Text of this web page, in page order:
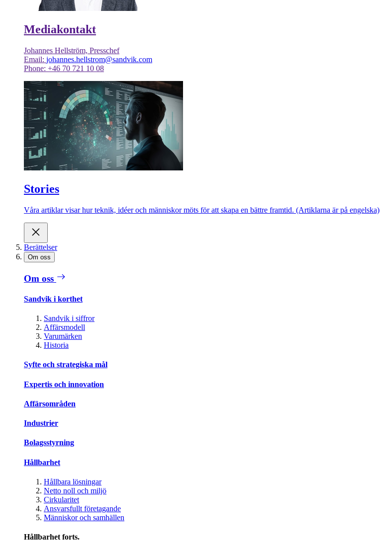
Mediakontakt
Johannes Hellström, Presschef
Email: johannes.hellstrom@sandvik.com
Phone: +46 70 721 10 08
Stories
Våra artiklar visar hur teknik, idéer och människor möts för att skapa en bättre framtid. (Artiklarna är på engelska)
Berättelser
Om oss
Om oss
Sandvik i korthet
Sandvik i siffror
Affärsmodell
Varumärken
Historia
Syfte och strategiska mål
Expertis och innovation
Affärsområden
Industrier
Bolagsstyrning
Hållbarhet
Hållbara lösningar
Netto noll och miljö
Cirkularitet
Ansvarsfullt företagande
Människor och samhällen
Hållbarhet forts.